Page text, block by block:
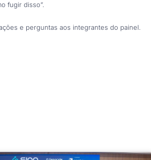
fugir disso”.
e perguntas aos integrantes do painel.